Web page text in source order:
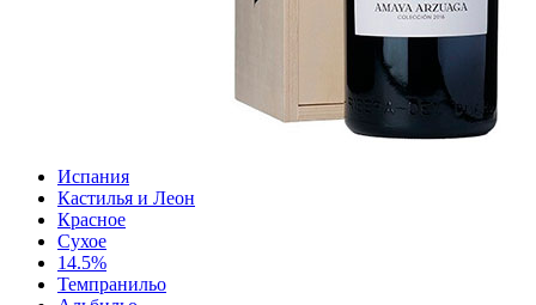
Испания
Кастилья и Леон
Красное
Сухое
14.5%
Темпранильо